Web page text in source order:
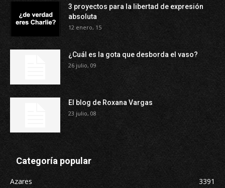
3 proyectos para la libertad de expresión
absoluta
12 enero, 15
¿Cuál es la gota que desborda el vaso?
26 julio, 09
El blog de Roxana Vargas
23 julio, 08
Categoría popular
Azares
3391